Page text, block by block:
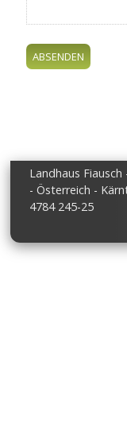
Landhaus
- Österreich -
4784 245-25